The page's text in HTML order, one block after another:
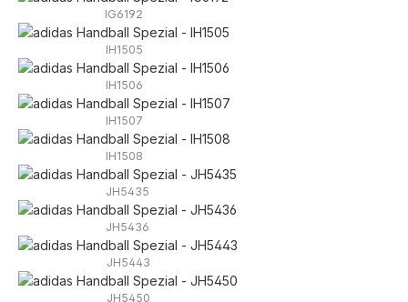
IG6192
IH1505
IH1506
IH1507
IH1508
JH5435
JH5436
JH5443
JH5450